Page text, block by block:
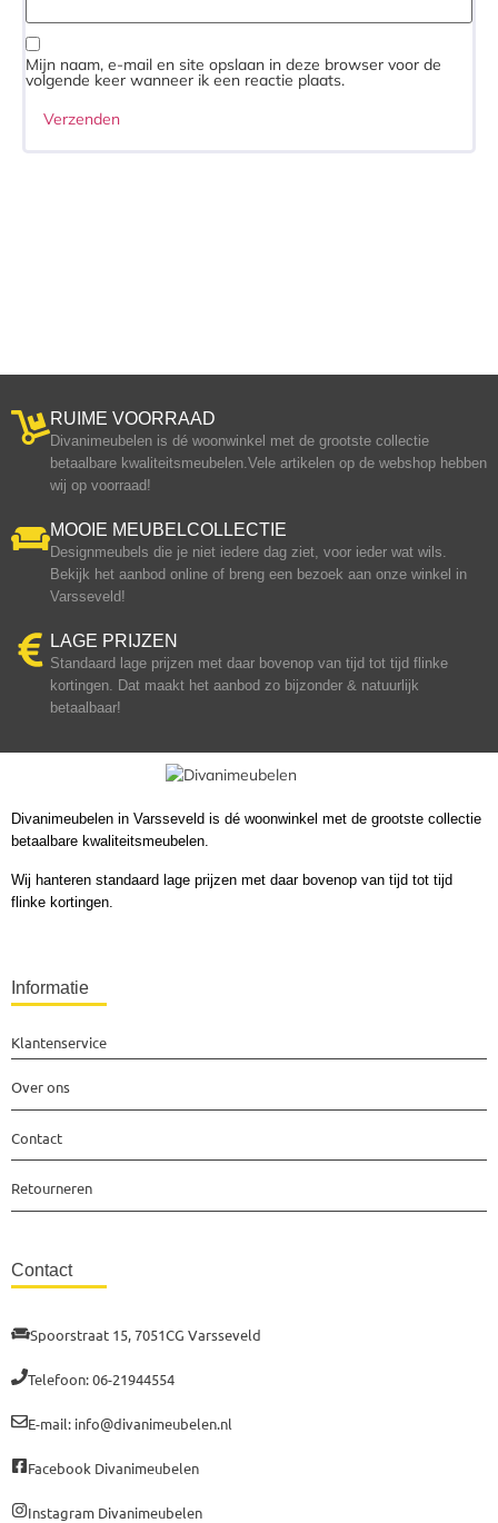
Mijn naam, e-mail en site opslaan in deze browser voor de
volgende keer wanneer ik een reactie plaats.
RUIME VOORRAAD
Divanimeubelen is dé woonwinkel met de grootste collectie
betaalbare kwaliteitsmeubelen.Vele artikelen op de webshop hebben
wij op voorraad!
MOOIE MEUBELCOLLECTIE
Designmeubels die je niet iedere dag ziet, voor ieder wat wils.
Bekijk het aanbod online of breng een bezoek aan onze winkel in
Varsseveld!
LAGE PRIJZEN
Standaard lage prijzen met daar bovenop van tijd tot tijd flinke
kortingen. Dat maakt het aanbod zo bijzonder & natuurlijk
betaalbaar!
Divanimeubelen in Varsseveld is dé woonwinkel met de grootste collectie
betaalbare kwaliteitsmeubelen.
Wij hanteren standaard lage prijzen met daar bovenop van tijd tot tijd
flinke kortingen.
Informatie
Klantenservice
Over ons
Contact
Retourneren
Contact
Spoorstraat 15, 7051CG Varsseveld
Telefoon: 06-21944554
E-mail: info@divanimeubelen.nl
Facebook Divanimeubelen
Instagram Divanimeubelen